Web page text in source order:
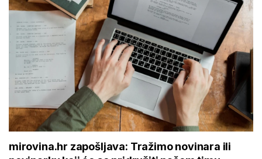
mirovina.hr zapošljava: Tražimo novinara ili